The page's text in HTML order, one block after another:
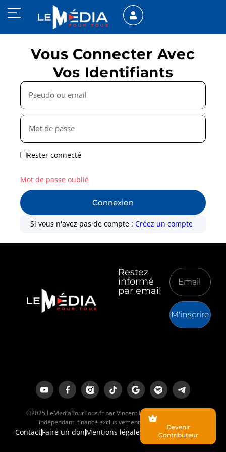
Vous Connecter Avec
Vos Identifiants
Rester connecté
Connexion
Mot de passe oublié
Si vous n'avez pas de compte :Créez un compte
Restez
informé
par email
M'inscrire
©2025 LeMediaPourTous.fr par Vincent Lapierre est un média
indépendant, financé exclusivement par ses lecteurs.
ContactFaire un don Mentions légales
Devenir
Contributeur